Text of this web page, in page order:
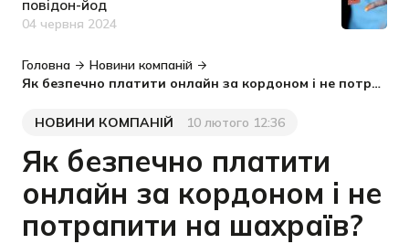
повідон-йод
Дата публікації
04 червня 2024
Головна
Новини компаній
Як безпечно платити онлайн за кордоном і не потрапити на шахраїв?
Категорія
НОВИНИ КОМПАНІЙ
Дата публікації 10 лютого 12:36
Як безпечно платити
онлайн за кордоном і не
потрапити на шахраїв?